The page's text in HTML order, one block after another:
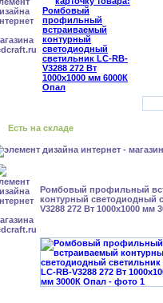
Есть на складе
Ромбовый профильный
контурный светодиодный
V3288 272 Вт 1000x1000 мм